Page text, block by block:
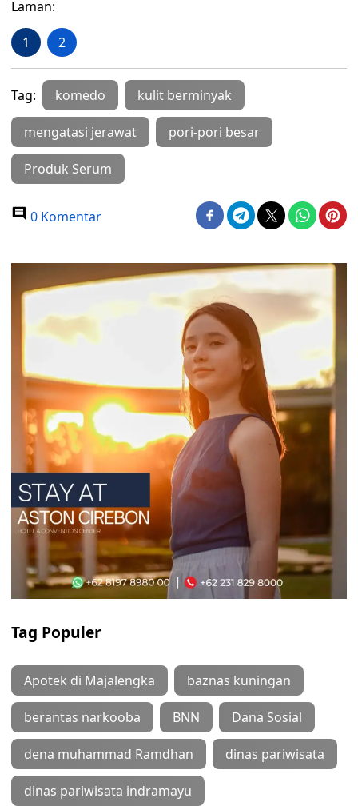
Laman:
1 2
Tag: komedo kulit berminyak
mengatasi jerawat pori-pori besar
Produk Serum
0 Komentar
Tag Populer
Apotek di Majalengka baznas kuningan
berantas narkooba BNN Dana Sosial
dena muhammad Ramdhan dinas pariwisata
dinas pariwisata indramayu